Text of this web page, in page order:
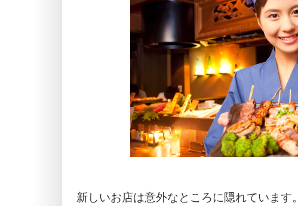
新しいお店は意外なところに隠れています。